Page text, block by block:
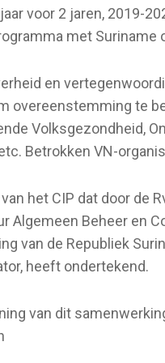
voor 2 jaren, 2019-
met
en
overeenstemming te
Volksgezondheid,
Betrokken VN-
het CIP dat door de
Algemeen Beheer en
van de Republiek
heeft ondertekend.
van dit